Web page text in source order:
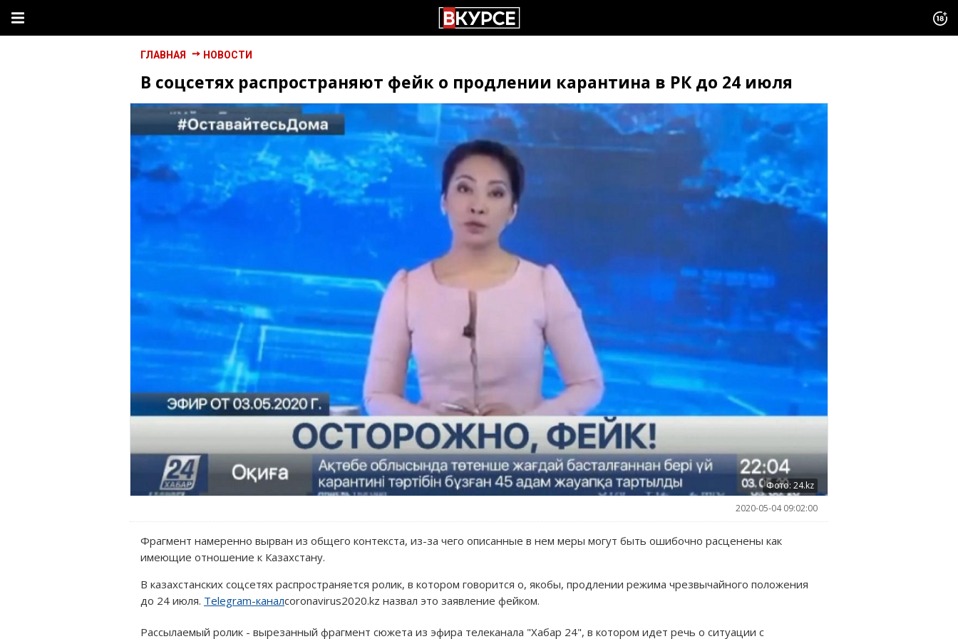
ГЛАВНАЯ НОВОСТИ
В соцсетях распространяют фейк о продлении карантина в РК до 24 июля
Фото: 24.kz
2020-05-04 09:02:00
Фрагмент намеренно вырван из общего контекста, из-за чего описанные в нем меры могут быть ошибочно расценены как
имеющие отношение к Казахстану.
В казахстанских соцсетях распространяется ролик, в котором говорится о, якобы, продлении режима чрезвычайного положения
до 24 июля. Telegram-каналcoronavirus2020.kz назвал это заявление фейком.
Рассылаемый ролик - вырезанный фрагмент сюжета из эфира телеканала "Хабар 24", в котором идет речь о ситуации с